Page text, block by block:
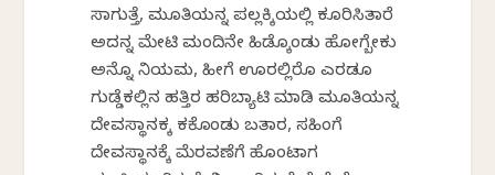
ಸಾಗುತ್ತೆ, ಮೂರ್ತಿಯನ್ನ ಪಲ್ಲಕ್ಕಿಯಲ್ಲಿ ಕೂರಿಸಿರ್ತಾರೆ
ಅದನ್ನ ಮೇಟಿ ಮಂದಿನೇ ಹಿಡ್ಕೊಂಡು ಹೋಗ್ಬೇಕು
ಅನ್ನೊ ನಿಯಮ, ಹೀಗೆ ಊರಲ್ಲಿರೊ ಎರಡೂ
ಗುಡ್ಡೆಕಲ್ಲಿನ ಹತ್ತಿರ ಹರಿಬ್ಯಾಟಿ ಮಾಡಿ ಮೂರ್ತಿಯನ್ನ
ದೇವಸ್ಥಾನಕ್ಕ ಕರ್ಕೊಂಡು ಬರ್ತಾರ, ಸಹಿಂಗೆ
ದೇವಸ್ಥಾನಕ್ಕೆ ಮೆರವಣೆಗೆ ಹೊಂಟಾಗ